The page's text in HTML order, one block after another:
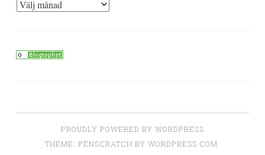
Arkiv
PROUDLY POWERED BY WORDPRESS
THEME: PENSCRATCH BY WORDPRESS.COM